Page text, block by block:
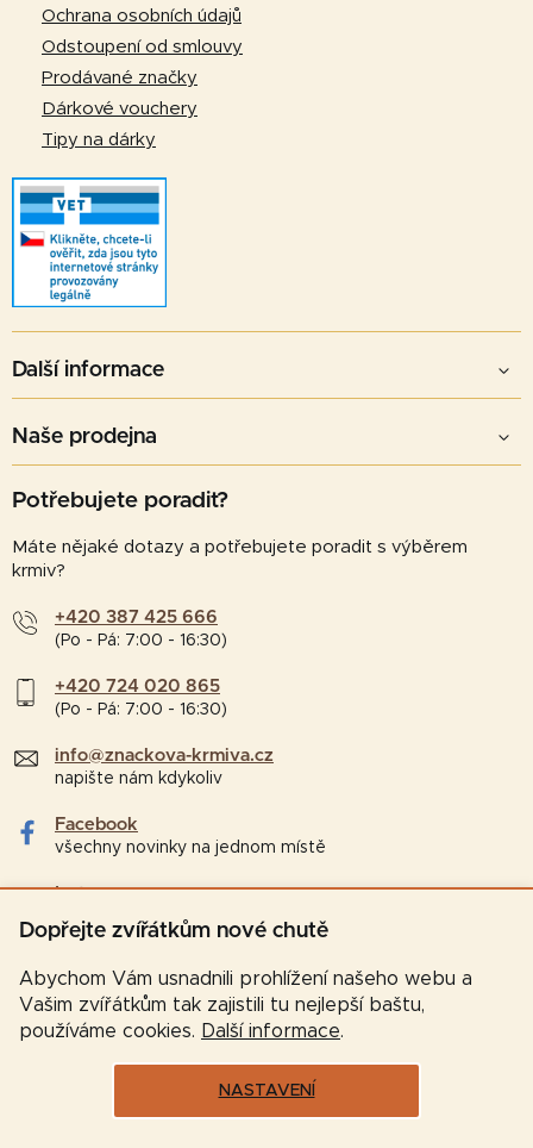
Dopřejte zvířátkům nové chutě
Abychom Vám usnadnili prohlížení našeho webu a
Vašim zvířátkům tak zajistili tu nejlepší baštu,
používáme cookies. Další informace.
NASTAVENÍ
Ochrana osobních údajů
Odstoupení od smlouvy
Prodávané značky
Dárkové vouchery
Tipy na dárky
Další informace
Naše prodejna
Potřebujete poradit?
Máte nějaké dotazy a potřebujete poradit s výběrem
krmiv?
+420 387 425 666
(Po - Pá: 7:00 - 16:30)
+420 724 020 865
(Po - Pá: 7:00 - 16:30)
info@znackova-krmiva.cz
napište nám kdykoliv
Facebook
všechny novinky na jednom místě
Instagram
tipy a zajímavosti pro chovatele